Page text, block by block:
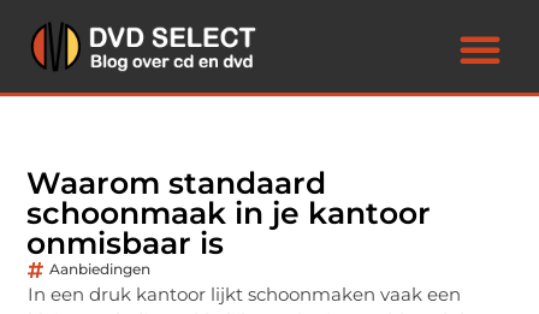
Waarom standaard
schoonmaak in je kantoor
onmisbaar is
Aanbiedingen
In een druk kantoor lijkt schoonmaken vaak een